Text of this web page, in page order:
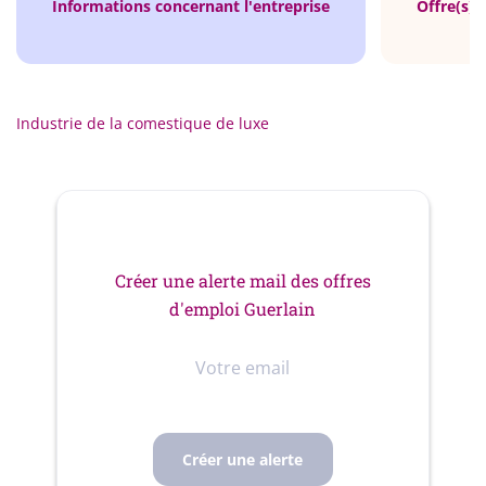
Informations concernant l'entreprise Offre(s)
Industrie de la comestique de luxe
Créer une alerte mail des offres
d'emploi Guerlain